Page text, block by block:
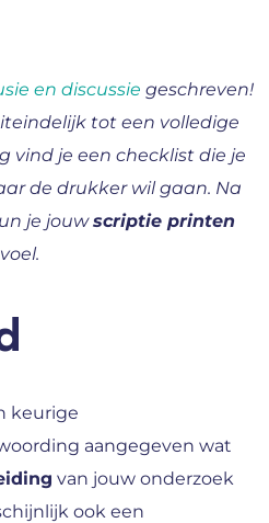
en discussie geschreven!
tot een volledige
vind je een checklist die je
de drukker wil gaan. Na
je jouwscriptie printen
keurige
aangegeven wat
van jouw onderzoek
ook een